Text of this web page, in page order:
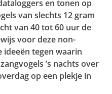
en tonen op
van slechts 12 gram
van 40 tot 60 uur de
voor deze non-
tegen waarin
’s nachts over
op een plekje in